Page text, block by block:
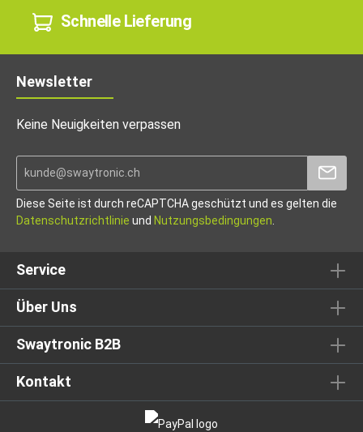
Schnelle Lieferung
Newsletter
Keine Neuigkeiten verpassen
Diese Seite ist durch reCAPTCHA geschützt und es gelten die
Datenschutzrichtlinie und Nutzungsbedingungen
Service
Über Uns
Swaytronic B2B
Kontakt